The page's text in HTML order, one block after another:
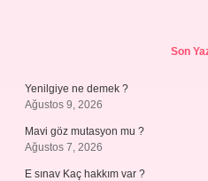
Son
Yenilgiye ne demek ?
Ağustos 9, 2026
Mavi göz mutasyon mu ?
Ağustos 7, 2026
E sınav Kaç hakkım var ?